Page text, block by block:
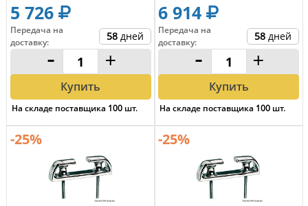
5 726
Передача на
доставку: 58 дней
- +
Купить
На складе поставщика 100 шт.
6 914
Передача на
доставку: 58 дней
- +
Купить
На складе поставщика 100 шт.
-25% -25%